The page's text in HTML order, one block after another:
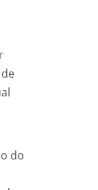
do